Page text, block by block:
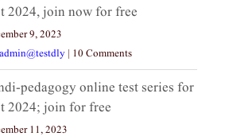
2024, join now for free
9, 2023
admin@testdly | 10 Comments
pedagogy online test series for
2024; join for free
11, 2023